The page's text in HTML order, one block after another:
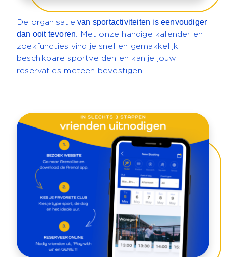
De organisatie van sportactiviteiten is eenvoudiger
dan ooit tevoren. Met onze handige kalender en
zoekfuncties vind je snel en gemakkelijk
beschikbare sportvelden en kan je jouw
reservaties meteen bevestigen.